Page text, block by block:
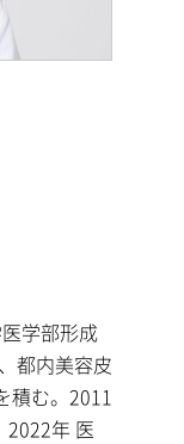
学部形成
都内美容皮
積む。2011
年 医